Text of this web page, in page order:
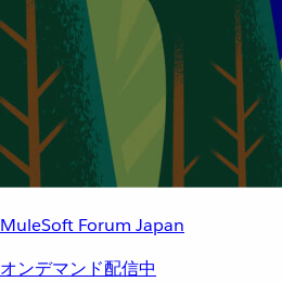
MuleSoft Forum Japan
オンデマンド配信中